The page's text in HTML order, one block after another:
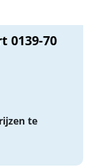
0139-70
te